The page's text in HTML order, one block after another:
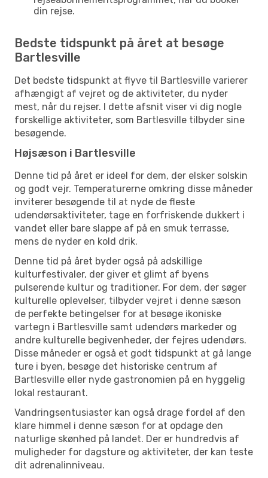
din rejse.
Bedste tidspunkt på året at besøge
Bartlesville
Det bedste tidspunkt at flyve til Bartlesville varierer
afhængigt af vejret og de aktiviteter, du nyder
mest, når du rejser. I dette afsnit viser vi dig nogle
forskellige aktiviteter, som Bartlesville tilbyder sine
besøgende.
Højsæson i Bartlesville
Denne tid på året er ideel for dem, der elsker solskin
og godt vejr. Temperaturerne omkring disse måneder
inviterer besøgende til at nyde de fleste
udendørsaktiviteter, tage en forfriskende dukkert i
vandet eller bare slappe af på en smuk terrasse,
mens de nyder en kold drik.
Denne tid på året byder også på adskillige
kulturfestivaler, der giver et glimt af byens
pulserende kultur og traditioner. For dem, der søger
kulturelle oplevelser, tilbyder vejret i denne sæson
de perfekte betingelser for at besøge ikoniske
vartegn i Bartlesville samt udendørs markeder og
andre kulturelle begivenheder, der fejres udendørs.
Disse måneder er også et godt tidspunkt at gå lange
ture i byen, besøge det historiske centrum af
Bartlesville eller nyde gastronomien på en hyggelig
lokal restaurant.
Vandringsentusiaster kan også drage fordel af den
klare himmel i denne sæson for at opdage den
naturlige skønhed på landet. Der er hundredvis af
muligheder for dagsture og aktiviteter, der kan teste
dit adrenalinniveau.